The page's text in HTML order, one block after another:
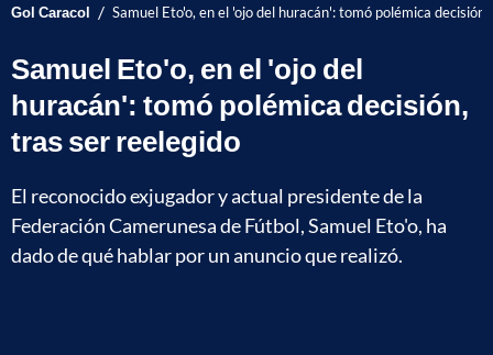
Gol Caracol / Samuel Eto'o, en el 'ojo del huracán': tomó polémica
Samuel Eto'o, en el 'ojo del
huracán': tomó polémica decisión,
tras ser reelegido
El reconocido exjugador y actual presidente de la
Federación Camerunesa de Fútbol, Samuel Eto'o, ha
dado de qué hablar por un anuncio que realizó.